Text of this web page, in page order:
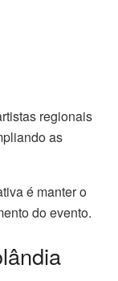
regionais
as
é manter o
do evento.